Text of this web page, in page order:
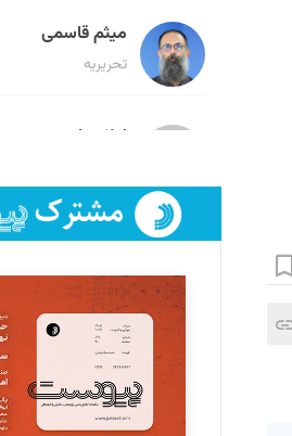
میثم قاسمی
تحریریه
لیلا حنارود
فائزه فتحی رستمی
تحریریه
سروش کرمیان
تحریریه